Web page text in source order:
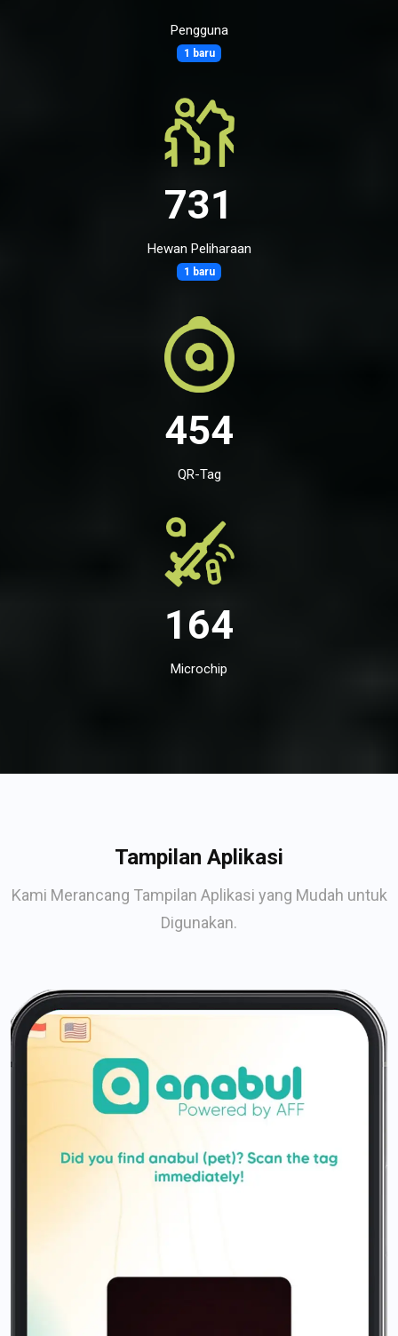
Pengguna
1 baru
731
Hewan Peliharaan
1 baru
454
QR-Tag
164
Microchip
Tampilan Aplikasi
Kami Merancang Tampilan Aplikasi yang Mudah untuk
Digunakan.